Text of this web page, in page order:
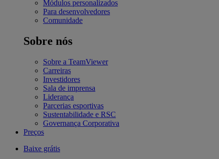
Módulos personalizados
Para desenvolvedores
Comunidade
Sobre nós
Sobre a TeamViewer
Carreiras
Investidores
Sala de imprensa
Liderança
Parcerias esportivas
Sustentabilidade e RSC
Governança Corporativa
Preços
Baixe grátis